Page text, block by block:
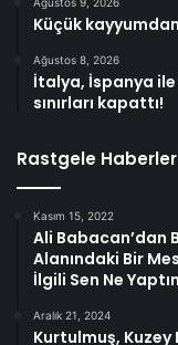
Küçük
Ağustos 8, 2026
İtalya, İspanya ile
sınırları kapattı!
Rastgele Haberler
Kasım 15, 2022
Ali Babacan’dan
Alanındaki Bir
İlgili Sen Ne
Aralık 21, 2024
Kurtulmuş,